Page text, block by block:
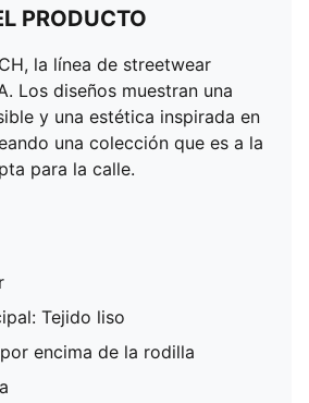
PRODUCTO
la línea de streetwear
Los diseños muestran una
y una estética inspirada en
una colección que es a la
para la calle.
Tejido liso
encima de la rodilla